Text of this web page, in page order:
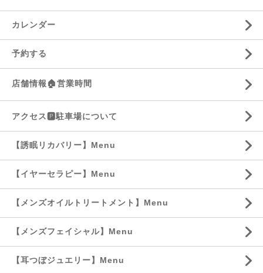
カレンダー
予約する
店舗情報🏠営業時間
アクセス🅿️駐車場について
【誘眠リカバリー】Menu
【イヤーセラピー】Menu
【メンズオイルトリートメント】Menu
【メンズフェイシャル】Menu
【耳つぼジュエリー】Menu